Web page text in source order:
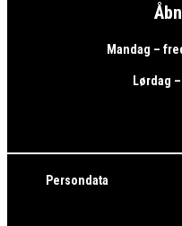
Mandag –
Lørdag
Persondata